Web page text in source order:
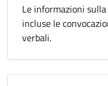
Le informazioni
incluse le
verbali.